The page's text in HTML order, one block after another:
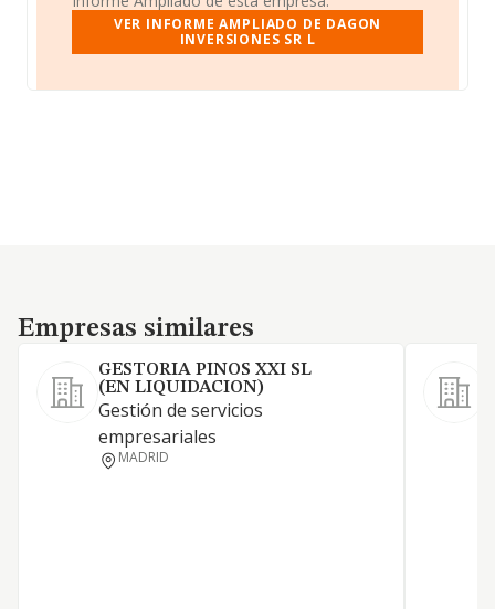
VER INFORME AMPLIADO DE DAGON
INVERSIONES SR L
Empresas similares
Empresas similares
GESTORIA PINOS XXI SL
(EN LIQUIDACION)
Gestión de servicios
empresariales
MADRID